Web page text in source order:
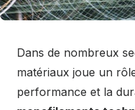
Dans de nombreux
matériaux joue un
performance et la